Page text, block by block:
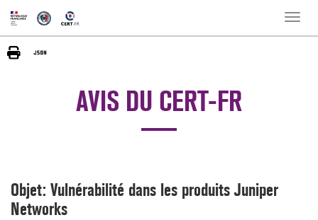
Toggle
AVIS DU CERT-FR
Objet: Vulnérabilité dans les produits Juniper
Networks